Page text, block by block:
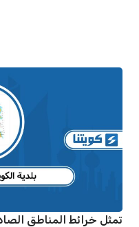
تمثل خرائط المناطق